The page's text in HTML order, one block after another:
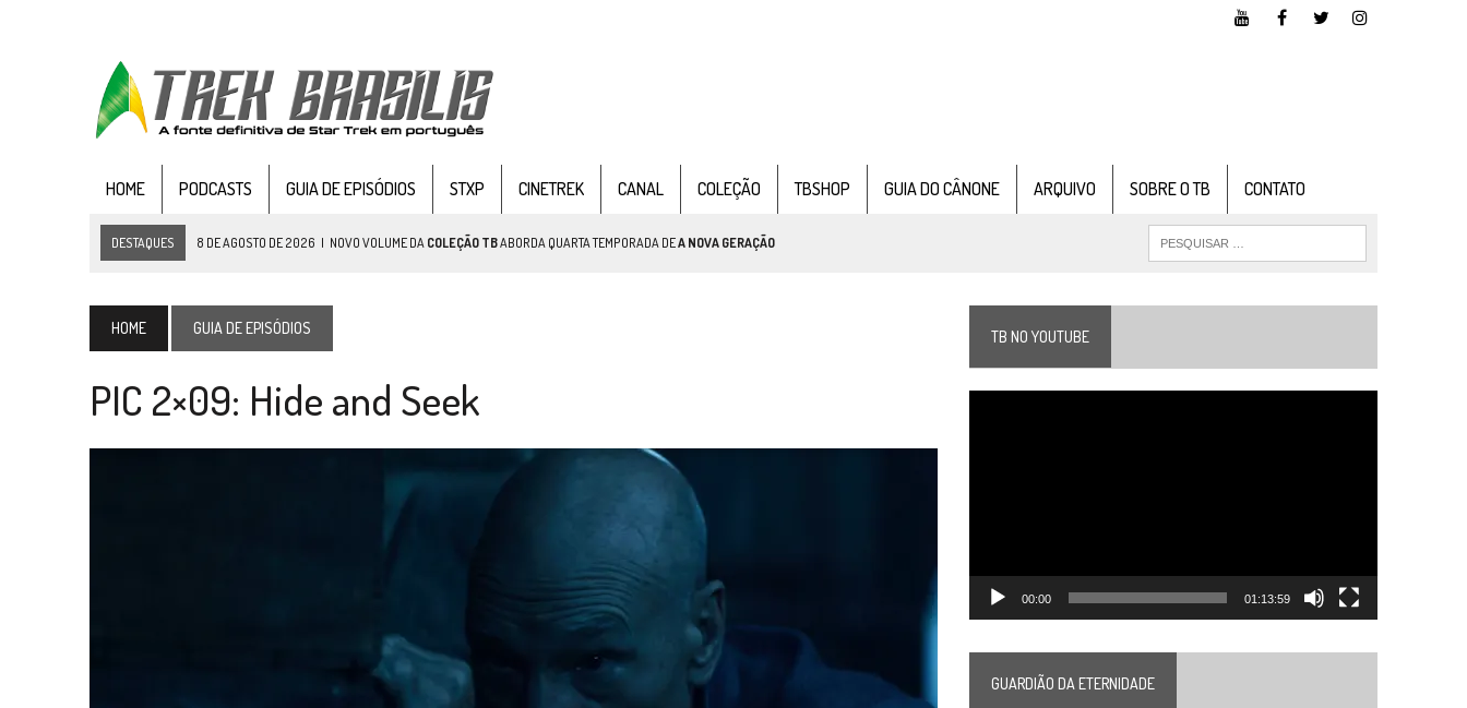
HOME PODCASTS GUIA DE EPISÓDIOS STXP CINETREK CANAL COLEÇÃO TBSHOP GUIA DO CÂNONE ARQUIVO SOBRE O TB CONTATO
DESTAQUES 8 DE AGOSTO DE 2026 | NOVO VOLUME DA COLEÇÃO TBABORDA QUARTA TEMPORADA DEA NOVA GERAÇÃO
SNW 4×03: HUMAN BEST FRIEND
6 DE AGOSTO DE 2026 | NOVA TEMPORADA DE
5 DE AGOSTO DE 2026 BALDE DO ODO #122 CHILDREN OF TIME
VEJA FOTOS DO TERCEIRO EPISÓDIO DA 4ª TEMPORADA DE STRANGE NEW WORDS
PARAMOUNT E CBS DERRUBAM NOVO VÍDEO DO FILME DE FÃS AXANAR HORAS APÓS ESTREIA
CARIOCA TREKKER CELEBRA 60 ANOS DE STAR TREK NO PLANETÁRIO DO RIO
HOME GUIA DE EPISÓDIOS
PIC 2×09: Hide and Seek
TB NO YOUTUBE
00:00 01:13:59
GUARDIÃO DA ETERNIDADE